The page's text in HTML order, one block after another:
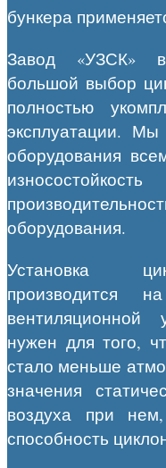
бункера
Завод «УЗСК» в
большой выбор
полностью
эксплуатации. Мы
оборудования
оборудования.
Установка
производится
вентиляционной
нужен для того,
стало меньше
значения
воздуха при нем,
способность